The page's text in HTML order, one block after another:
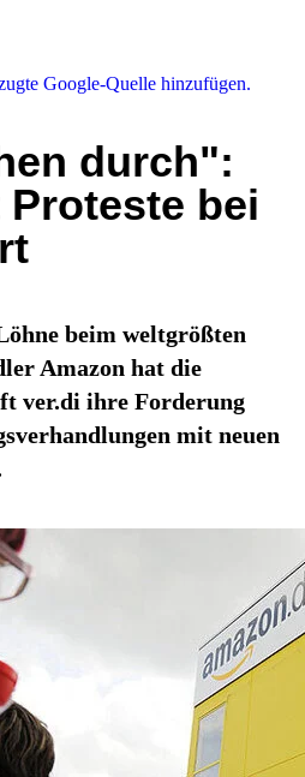
Google-Quelle hinzufügen.
durch":
bei
beim weltgrößten
Amazon hat die
ver.di ihre Forderung
mit neuen